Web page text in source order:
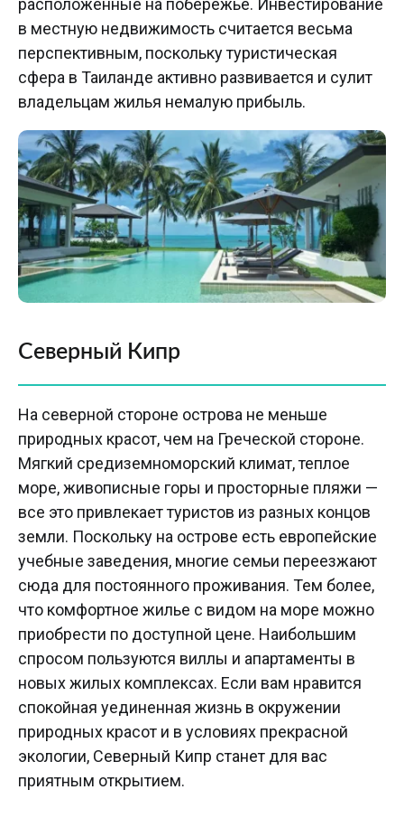
расположенные на побережье. Инвестирование
в местную недвижимость считается весьма
перспективным, поскольку туристическая
сфера в Таиланде активно развивается и сулит
владельцам жилья немалую прибыль.
Северный Кипр
На северной стороне острова не меньше
природных красот, чем на Греческой стороне.
Мягкий средиземноморский климат, теплое
море, живописные горы и просторные пляжи —
все это привлекает туристов из разных концов
земли. Поскольку на острове есть европейские
учебные заведения, многие семьи переезжают
сюда для постоянного проживания. Тем более,
что комфортное жилье с видом на море можно
приобрести по доступной цене. Наибольшим
спросом пользуются виллы и апартаменты в
новых жилых комплексах. Если вам нравится
спокойная уединенная жизнь в окружении
природных красот и в условиях прекрасной
экологии, Северный Кипр станет для вас
приятным открытием.